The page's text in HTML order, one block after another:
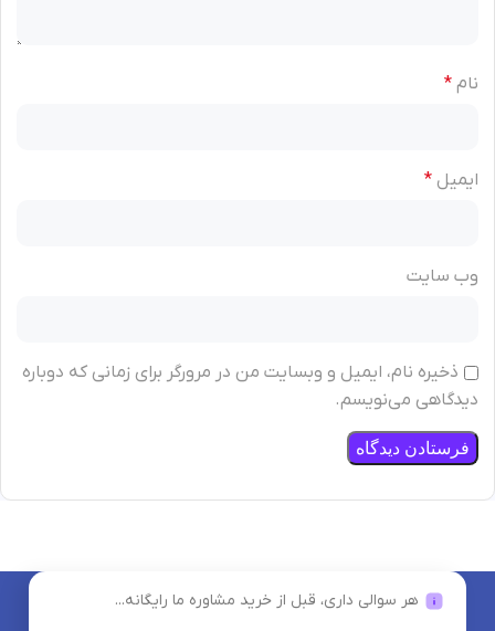
نام *
ایمیل *
وب‌ سایت
ذخیره نام، ایمیل و وبسایت من در مرورگر برای زمانی که دوباره
دیدگاهی می‌نویسم.
هر سوالی داری، قبل از خرید مشاوره ما رایگانه...